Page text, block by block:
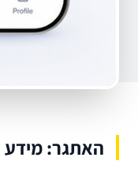
האתגר: מידע